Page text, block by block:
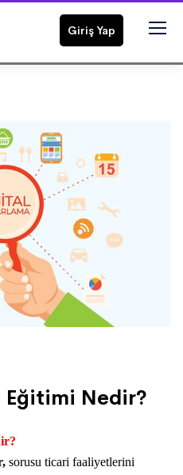
Giriş Yap
Eğitimi Nedir?
sorusu ticari faaliyetlerini